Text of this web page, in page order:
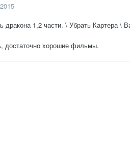
1,2 части. \ Убрать Картера \
достаточно хорошие фильмы.